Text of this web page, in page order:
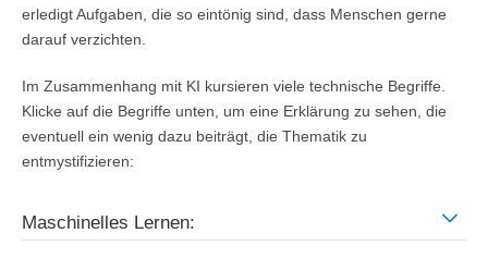
erledigt Aufgaben, die so eintönig sind, dass Menschen gerne
darauf verzichten.
Im Zusammenhang mit KI kursieren viele technische Begriffe.
Klicke auf die Begriffe unten, um eine Erklärung zu sehen, die
eventuell ein wenig dazu beiträgt, die Thematik zu
entmystifizieren:
Maschinelles Lernen: